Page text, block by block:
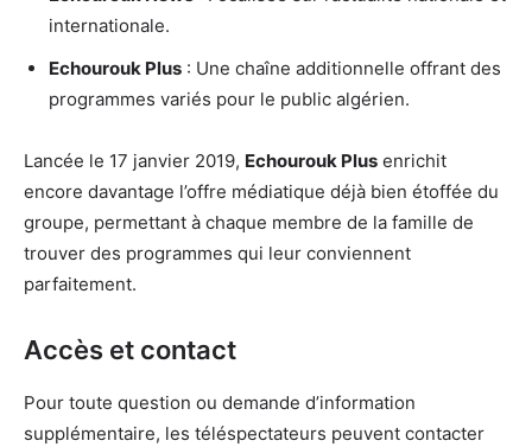
internationale.
Echourouk Plus : Une chaîne additionnelle offrant des
programmes variés pour le public algérien.
Lancée le 17 janvier 2019, Echourouk Plus enrichit
encore davantage l’offre médiatique déjà bien étoffée du
groupe, permettant à chaque membre de la famille de
trouver des programmes qui leur conviennent
parfaitement.
Accès et contact
Pour toute question ou demande d’information
supplémentaire, les téléspectateurs peuvent contacter